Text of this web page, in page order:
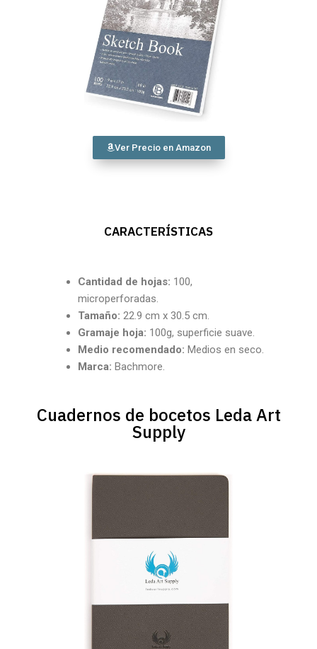
Ver Precio en Amazon
CARACTERÍSTICAS
Cantidad de hojas: 100,
microperforadas.
Tamaño: 22.9 cm x 30.5 cm.
Gramaje hoja: 100g, superficie suave.
Medio recomendado: Medios en seco.
Marca: Bachmore.
Cuadernos de bocetos Leda Art
Supply